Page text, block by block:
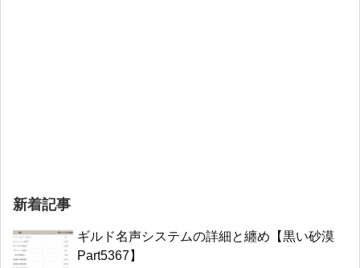
新着記事
ギルド名声システムの詳細と纏め【黒い砂漠
Part5367】